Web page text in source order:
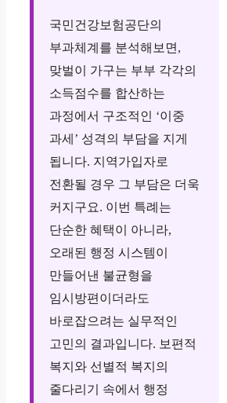
국민건강보험공단의
부과체계를 분석해보면,
맞벌이 가구는 부부 각각의
소득점수를 합산하는
과정에서 구조적인 ‘이중
과세’ 성격의 부담을 지게
됩니다. 지역가입자로
전환될 경우 그 부담은 더욱
커지구요. 이번 특례는
단순한 혜택이 아니라,
오래된 행정 시스템이
만들어낸 불균형을
임시방편이더라도
바로잡으려는 실무적인
고민의 결과입니다. 보편적
복지와 선별적 복지의
줄다리기 속에서 행정